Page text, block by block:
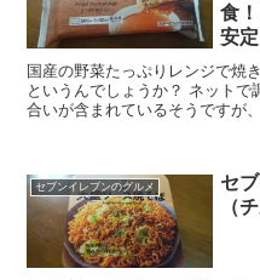
食
安
国産の野菜たっぷりレンジで
というんでしょうか？ ネット
合いが含まれているそうですが
セブンイレブンのグルメ
セ
（